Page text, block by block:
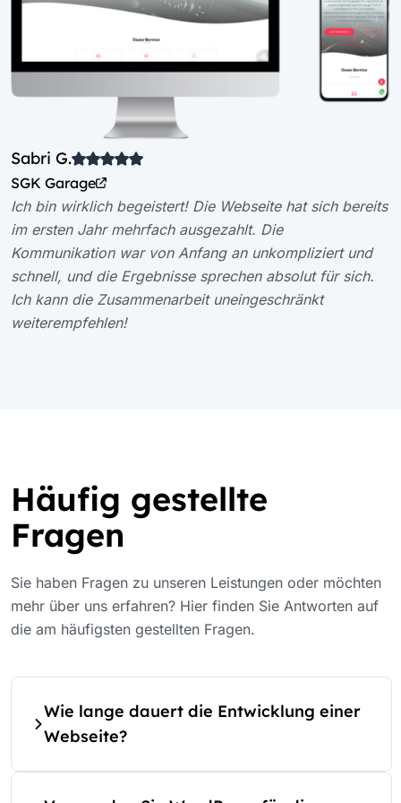
Sabri G.
SGK Garage
Ich bin wirklich begeistert! Die Webseite hat sich bereits
im ersten Jahr mehrfach ausgezahlt. Die
Kommunikation war von Anfang an unkompliziert und
schnell, und die Ergebnisse sprechen absolut für sich.
Ich kann die Zusammenarbeit uneingeschränkt
weiterempfehlen!
Häufig gestellte
Fragen
Sie haben Fragen zu unseren Leistungen oder möchten
mehr über uns erfahren? Hier finden Sie Antworten auf
die am häufigsten gestellten Fragen.
Wie lange dauert die Entwicklung einer
Webseite?